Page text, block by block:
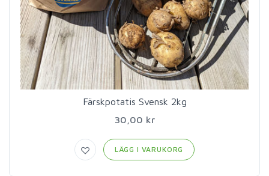
Färskpotatis Svensk 2kg
30,00 kr
LÄGG I VARUKORG